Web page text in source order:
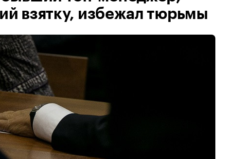
взятку, избежал тюрьмы